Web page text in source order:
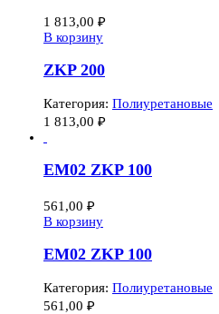
1 813,00 ₽
В корзину
ZKP 200
Категория: Полиуретановые
1 813,00 ₽
EM02 ZKP 100
561,00 ₽
В корзину
EM02 ZKP 100
Категория: Полиуретановые
561,00 ₽